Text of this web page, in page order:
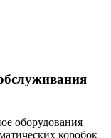
оборудования
коробок